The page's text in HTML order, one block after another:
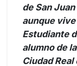
de San
aunque
Estudiante
alumno de
Ciudad